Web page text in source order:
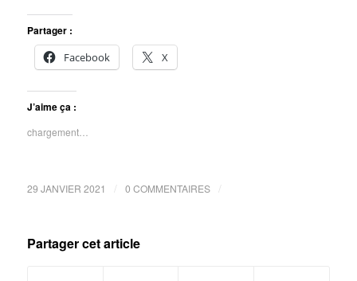
Partager :
Facebook
X
J’aime ça :
chargement…
29 JANVIER 2021 0 COMMENTAIRES
Partager cet article